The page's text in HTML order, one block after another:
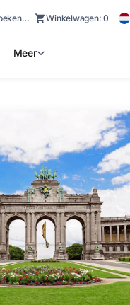
Winkelwagen:0
Meer